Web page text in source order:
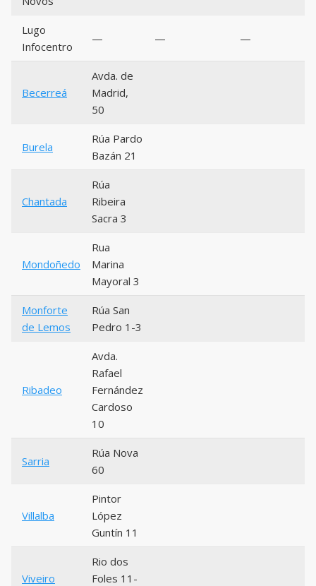
Lugo
Infocentro
— — —
Becerreá
Avda. de
Madrid,
50
Burela
Rúa Pardo
Bazán 21
Chantada
Rúa
Ribeira
Sacra 3
Mondoñedo
Rua
Marina
Mayoral 3
Monforte
de Lemos
Rúa San
Pedro 1-3
Ribadeo
Avda.
Rafael
Fernández
Cardoso
10
Sarria
Rúa Nova
60
Villalba
Pintor
López
Guntín 11
Viveiro
Rio dos
Foles 11-